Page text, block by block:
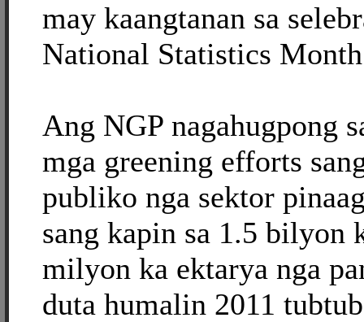
may kaangtanan sa
National Statistics
Ang NGP nagahugpong
mga greening efforts
publiko nga sektor
sang kapin sa 1.5 bilyon
milyon ka ektarya nga
duta humalin 2011